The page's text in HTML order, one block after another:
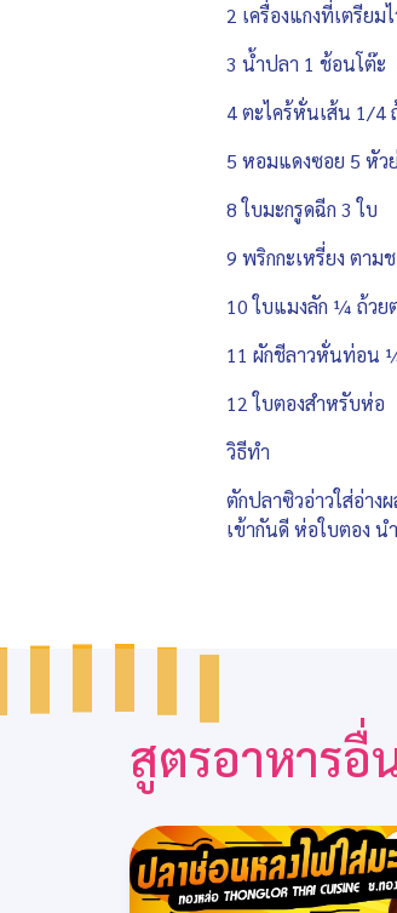
2 เครื่องแกงที่เตรียม
3 น้ำปลา 1 ช้อนโต๊ะ
4 ตะไคร้หั่นเส้น 1/4
5 หอมแดงซอย 5 หัว
8 ใบมะกรูดฉีก 3 ใบ
9 พริกกะเหรี่ยง ตาม
10 ใบแมงลัก ¼ ถ้วย
11 ผักชีลาวหั่นท่อน
12 ใบตองสำหรับห่อ
วิธีทำ
ตักปลาซิวอ่าวใส่อ่าง
เข้ากันดี ห่อใบตอง น
สูตรอาหาร